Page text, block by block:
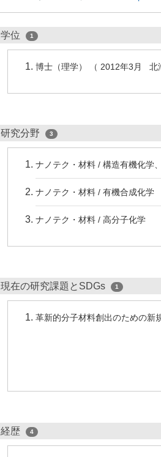
学位 1
博士（理学） （ 2012年3月 北
研究分野 3
ナノテク・材料 / 構造有機化学
ナノテク・材料 / 有機合成化学
ナノテク・材料 / 高分子化学
現在の研究課題とSDGs 1
革新的分子材料創出のための新
経歴 4